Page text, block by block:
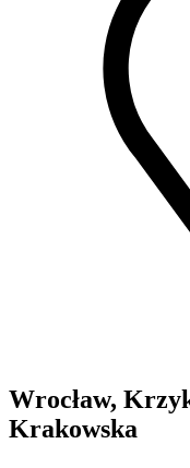
Wrocław,
Krakowska